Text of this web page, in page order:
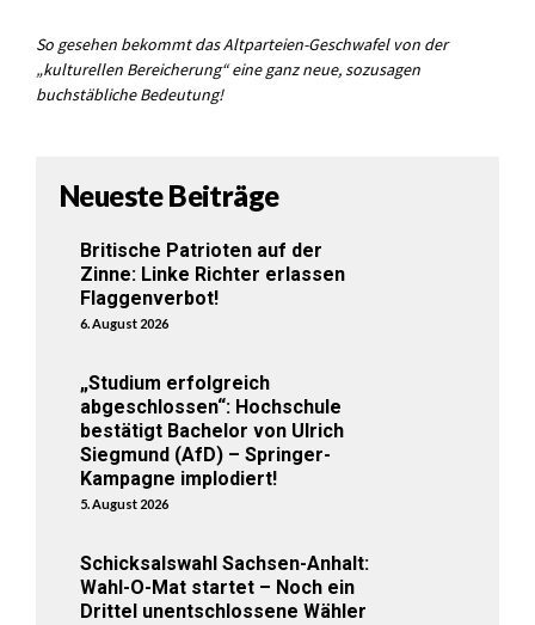
So gesehen bekommt das Altparteien-Geschwafel von der
„kulturellen Bereicherung“ eine ganz neue, sozusagen
buchstäbliche Bedeutung!
Neueste Beiträge
Britische Patrioten auf der
Zinne: Linke Richter erlassen
Flaggenverbot!
6. August 2026
„Studium erfolgreich
abgeschlossen“: Hochschule
bestätigt Bachelor von Ulrich
Siegmund (AfD) – Springer-
Kampagne implodiert!
5. August 2026
Schicksalswahl Sachsen-Anhalt:
Wahl-O-Mat startet – Noch ein
Drittel unentschlossene Wähler